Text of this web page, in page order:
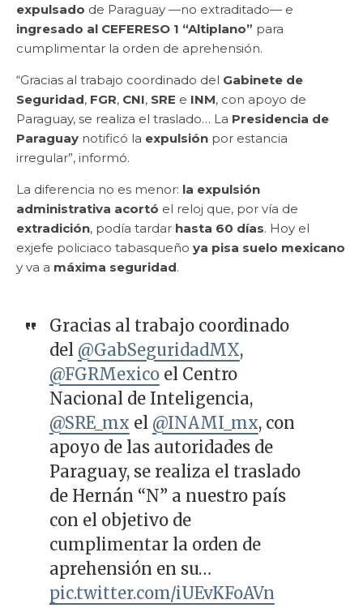
expulsado de Paraguay —no extraditado— e
ingresado al CEFERESO 1 “Altiplano” para
cumplimentar la orden de aprehensión.
“Gracias al trabajo coordinado del Gabinete de
Seguridad, FGR, CNI, SRE e INM, con apoyo de
Paraguay, se realiza el traslado… La Presidencia de
Paraguay notificó la expulsión por estancia
irregular”, informó.
La diferencia no es menor: la expulsión
administrativa acortó el reloj que, por vía de
extradición, podía tardar hasta 60 días. Hoy el
exjefe policiaco tabasqueño ya pisa suelo mexicano
y va a máxima seguridad.
Gracias al trabajo coordinado
del @GabSeguridadMX,
@FGRMexicoel Centro
Nacional de Inteligencia,
@SRE_mx el @INAMI_mx, con
apoyo de las autoridades de
Paraguay, se realiza el traslado
de Hernán “N” a nuestro país
con el objetivo de
cumplimentar la orden de
aprehensión en su…
pic.twitter.com/iUEvKFoAVn